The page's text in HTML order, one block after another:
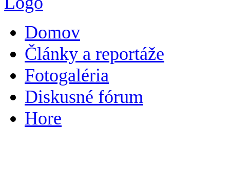
Domov
Články a reportáže
Fotogaléria
Diskusné fórum
Hore